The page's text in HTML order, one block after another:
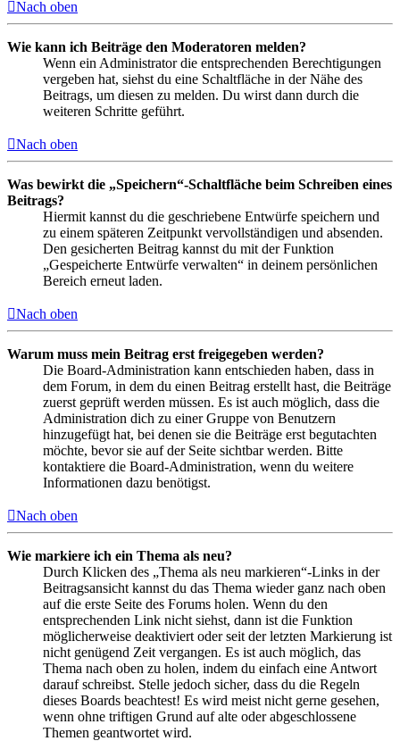
Nach oben
Wie kann ich Beiträge den Moderatoren melden?
Wenn ein Administrator die entsprechenden Berechtigungen
vergeben hat, siehst du eine Schaltfläche in der Nähe des
Beitrags, um diesen zu melden. Du wirst dann durch die
weiteren Schritte geführt.
Nach oben
Was bewirkt die „Speichern“-Schaltfläche beim Schreiben eines
Beitrags?
Hiermit kannst du die geschriebene Entwürfe speichern und
zu einem späteren Zeitpunkt vervollständigen und absenden.
Den gesicherten Beitrag kannst du mit der Funktion
„Gespeicherte Entwürfe verwalten“ in deinem persönlichen
Bereich erneut laden.
Nach oben
Warum muss mein Beitrag erst freigegeben werden?
Die Board-Administration kann entschieden haben, dass in
dem Forum, in dem du einen Beitrag erstellt hast, die Beiträge
zuerst geprüft werden müssen. Es ist auch möglich, dass die
Administration dich zu einer Gruppe von Benutzern
hinzugefügt hat, bei denen sie die Beiträge erst begutachten
möchte, bevor sie auf der Seite sichtbar werden. Bitte
kontaktiere die Board-Administration, wenn du weitere
Informationen dazu benötigst.
Nach oben
Wie markiere ich ein Thema als neu?
Durch Klicken des „Thema als neu markieren“-Links in der
Beitragsansicht kannst du das Thema wieder ganz nach oben
auf die erste Seite des Forums holen. Wenn du den
entsprechenden Link nicht siehst, dann ist die Funktion
möglicherweise deaktiviert oder seit der letzten Markierung ist
nicht genügend Zeit vergangen. Es ist auch möglich, das
Thema nach oben zu holen, indem du einfach eine Antwort
darauf schreibst. Stelle jedoch sicher, dass du die Regeln
dieses Boards beachtest! Es wird meist nicht gerne gesehen,
wenn ohne triftigen Grund auf alte oder abgeschlossene
Themen geantwortet wird.